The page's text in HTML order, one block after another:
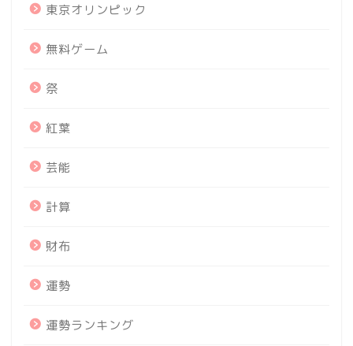
東京オリンピック
無料ゲーム
祭
紅葉
芸能
計算
財布
運勢
運勢ランキング